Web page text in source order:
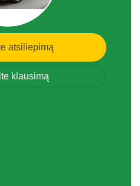
atsiliepimą
klausimą